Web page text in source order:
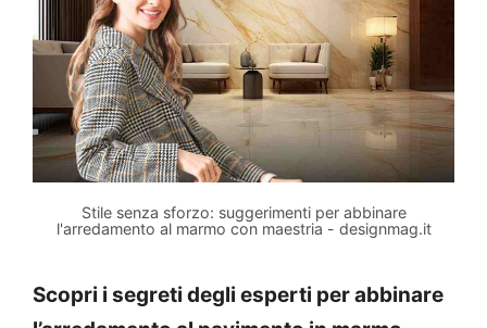
Stile senza sforzo: suggerimenti per abbinare
l'arredamento al marmo con maestria - designmag.it
Scopri i segreti degli esperti per abbinare